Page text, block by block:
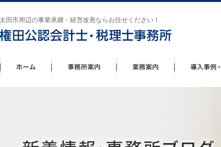
太田市周辺の事業承継・経営改善ならお任せください！